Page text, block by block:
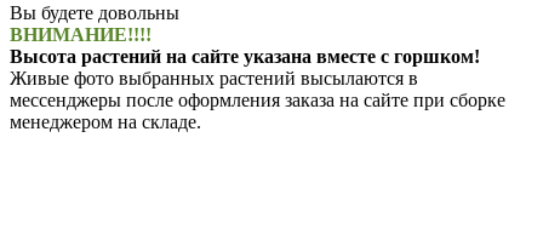
Вы будете довольны
ВНИМАНИЕ!!!!
Высота растений на сайте указана вместе с горшком!
Живые фото выбранных растений высылаются в
мессенджеры после оформления заказа на сайте при сборке
менеджером на складе.